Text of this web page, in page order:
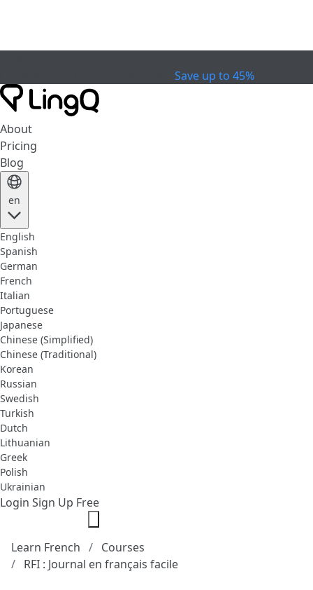
Save up to 45%
About
Pricing
Blog
en
English
Spanish
German
French
Italian
Portuguese
Japanese
Chinese (Simplified)
Chinese (Traditional)
Korean
Russian
Swedish
Turkish
Dutch
Lithuanian
Greek
Polish
Ukrainian
Login Sign Up Free
Learn French
Courses
RFI : Journal en français facile